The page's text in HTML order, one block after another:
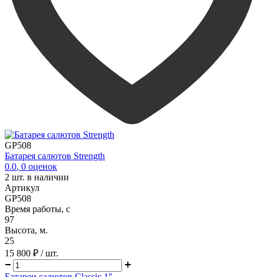
GP508
Батарея салютов Strength
0.0, 0 оценок
2 шт. в наличии
Артикул
GP508
Время работы, с
97
Высота, м.
25
15 800 ₽ / шт.